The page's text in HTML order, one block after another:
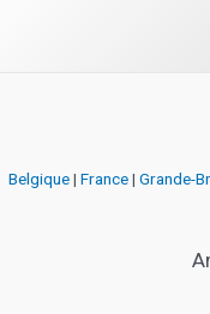
Belgique| France| Grande-